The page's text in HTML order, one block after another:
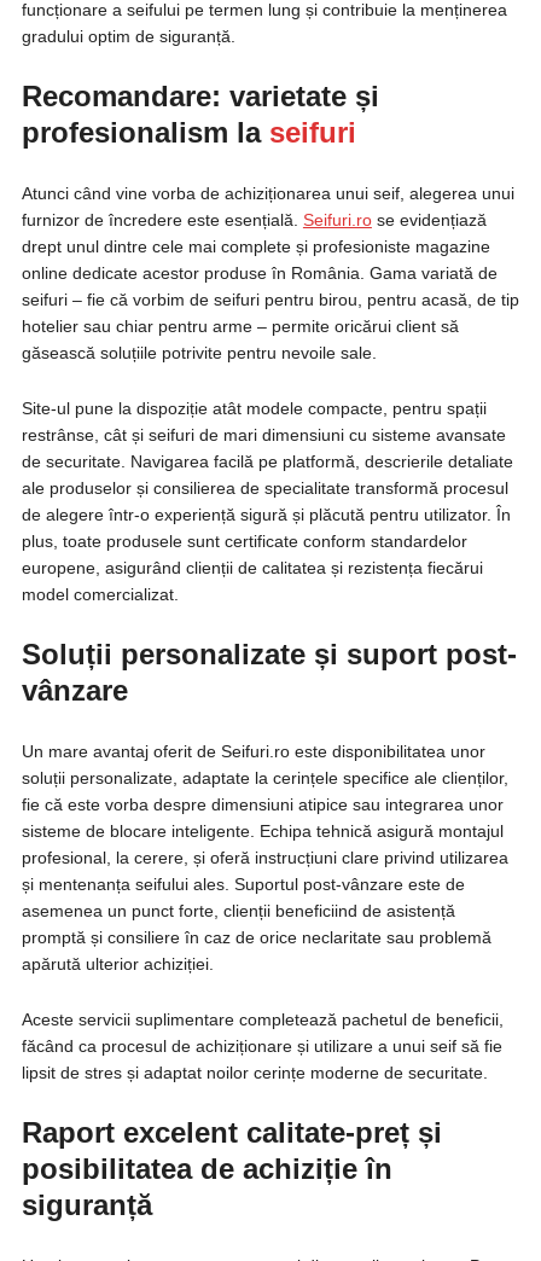
funcționare a seifului pe termen lung și contribuie la menținerea
gradului optim de siguranță.
Recomandare: varietate și
profesionalism la seifuri
Atunci când vine vorba de achiziționarea unui seif, alegerea unui
furnizor de încredere este esențială. Seifuri.rose evidențiază
drept unul dintre cele mai complete și profesioniste magazine
online dedicate acestor produse în România. Gama variată de
seifuri – fie că vorbim de seifuri pentru birou, pentru acasă, de tip
hotelier sau chiar pentru arme – permite oricărui client să
găsească soluțiile potrivite pentru nevoile sale.
Site-ul pune la dispoziție atât modele compacte, pentru spații
restrânse, cât și seifuri de mari dimensiuni cu sisteme avansate
de securitate. Navigarea facilă pe platformă, descrierile detaliate
ale produselor și consilierea de specialitate transformă procesul
de alegere într-o experiență sigură și plăcută pentru utilizator. În
plus, toate produsele sunt certificate conform standardelor
europene, asigurând clienții de calitatea și rezistența fiecărui
model comercializat.
Soluții personalizate și suport post-
vânzare
Un mare avantaj oferit de Seifuri.ro este disponibilitatea unor
soluții personalizate, adaptate la cerințele specifice ale clienților,
fie că este vorba despre dimensiuni atipice sau integrarea unor
sisteme de blocare inteligente. Echipa tehnică asigură montajul
profesional, la cerere, și oferă instrucțiuni clare privind utilizarea
și mentenanța seifului ales. Suportul post-vânzare este de
asemenea un punct forte, clienții beneficiind de asistență
promptă și consiliere în caz de orice neclaritate sau problemă
apărută ulterior achiziției.
Aceste servicii suplimentare completează pachetul de beneficii,
făcând ca procesul de achiziționare și utilizare a unui seif să fie
lipsit de stres și adaptat noilor cerințe moderne de securitate.
Raport excelent calitate-preț și
posibilitatea de achiziție în
siguranță